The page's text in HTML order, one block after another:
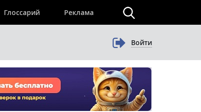
Глоссарий Реклама
Войти